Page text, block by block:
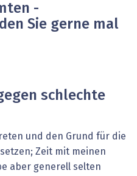
Sie gerne mal
schlechte
und den Grund für die
Zeit mit meinen
aber generell selten